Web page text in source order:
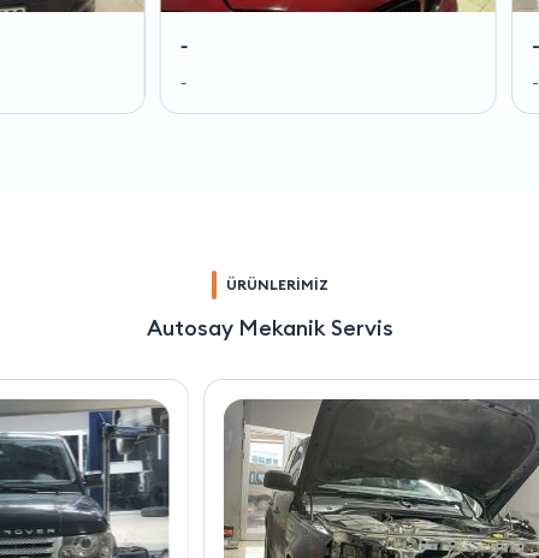
ÜRÜNLERİMİZ
Autosay Mekanik Servis